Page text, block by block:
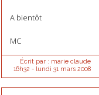
A bientôt
MC
Écrit par : marie claude
16h32 - lundi 31 mars 2008